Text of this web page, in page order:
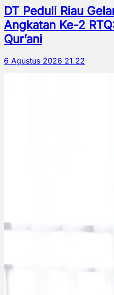
DT Peduli Riau
Angkatan Ke-2
Qur’ani
6 Agustus 2026 21.22